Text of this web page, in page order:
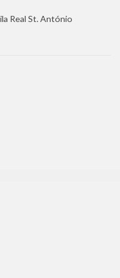
Real St. António